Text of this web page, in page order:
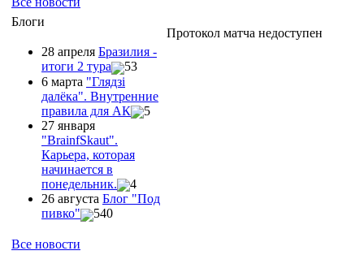
Блоги
28 апреля Бразилия -
итоги 2 тура
53
6 марта "Глядзi
далёка". Внутренние
правила для АК
5
27 января
"ВrainfSkaut".
Карьера, которая
начинается в
понедельник.
4
26 августа Блог "Под
пивко"
540
Все новости
Протокол матча недоступен